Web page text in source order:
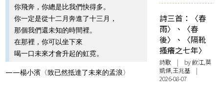
你飛奔，你總是比我們快得多。
你一定是從十二月奔進了十三月，
那個我們還未知的時間裡。
在那裡，你可以坐下來
喝一口未來才會升起的虹霓。
——楊小濱〈致已然抵達了未來的孟浪〉
詩三首：〈春
雨〉、〈春
後〉、〈隔靴
搔癢之七年〉
詩歌 | by 飲江,莫
凱傑,王兆基 |
2026-08-07